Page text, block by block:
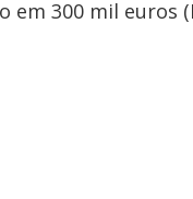
em 300 mil euros